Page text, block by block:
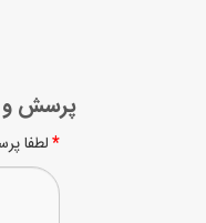
پرسش و
لطفا